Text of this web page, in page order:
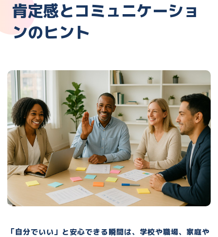
肯定感とコミュニケーショ
ンのヒント
「自分でいい」と安心できる瞬間は、学校や職場、家庭や